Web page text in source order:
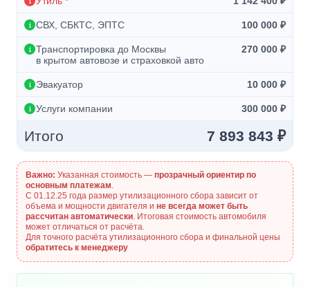
СВХ, СБКТС, ЭПТС 100 000 ₽
Транспортировка до Москвы
в крытом автовозе и страховкой авто
270 000 ₽
Эвакуатор 10 000 ₽
Услуги компании 300 000 ₽
Итого 7 893 843 ₽
Важно: Указанная стоимость — прозрачный ориентир по
основным платежам.
С 01.12.25 года размер утилизационного сбора зависит от
объема и мощности двигателя и не всегда может быть
рассчитан автоматически. Итоговая стоимость автомобиля
может отличаться от расчёта.
Для точного расчёта утилизационного сбора и финальной цены
обратитесь к менеджеру